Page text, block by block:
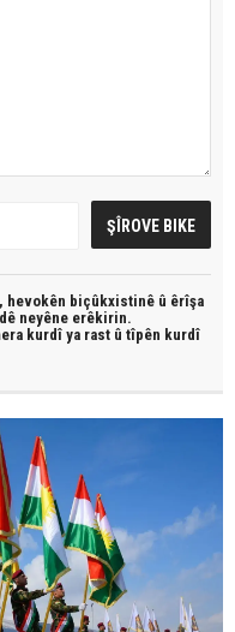
hevokên biçûkxistinê û êrîşa
dê neyêne erêkirin.
kurdî ya rast û tîpên kurdî